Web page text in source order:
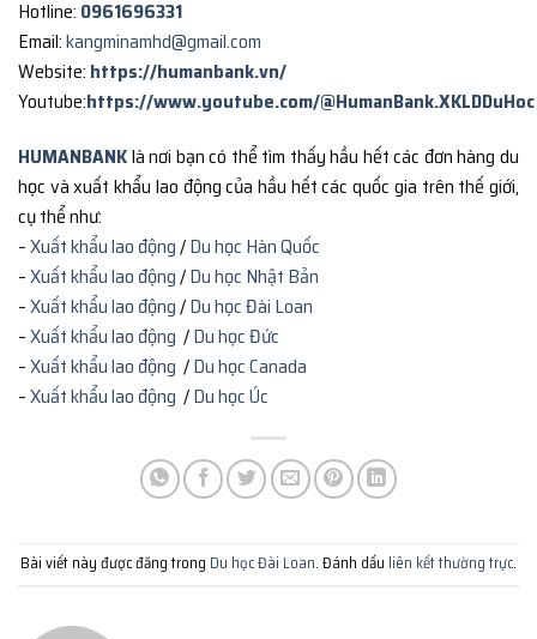
Hotline: 0961696331
Email:kangminamhd@gmail.com
Website: https://humanbank.vn/
Youtube:https://www.youtube.com/@HumanBank.XKLDDuHoc
HUMANBANKlà nơi bạn có thể tìm thấy hầu hết các đơn hàng du
học và xuất khẩu lao động của hầu hết các quốc gia trên thế giới,
cụ thể như:
–Xuất khẩu lao động/Du học Hàn Quốc
–Xuất khẩu lao động/Du học Nhật Bản
–Xuất khẩu lao động/Du học Đài Loan
–Xuất khẩu lao động /Du học Đức
–Xuất khẩu lao động /Du học Canada
–Xuất khẩu lao động /Du học Úc
Bài viết này được đăng trong Du học Đài Loan. Đánh dấu liên kết thường trực.